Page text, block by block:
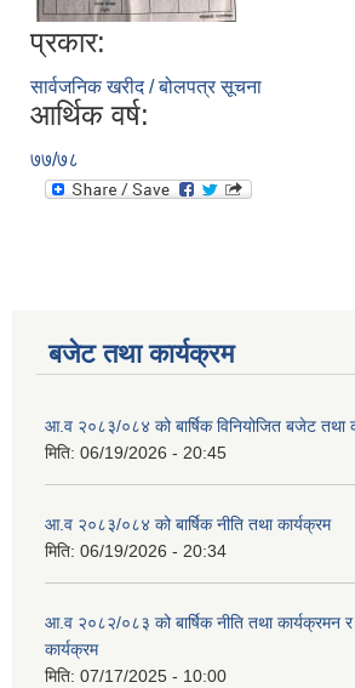
प्रकार:
सार्वजनिक खरीद / बोलपत्र सूचना
आर्थिक वर्ष:
७७/७८
बजेट तथा कार्यक्रम
आ.व २०८३/०८४ को बार्षिक विनियोजित बजेट तथा
मिति: 06/19/2026 - 20:45
आ.व २०८३/०८४ को बार्षिक नीति तथा कार्यक्रम
मिति: 06/19/2026 - 20:34
आ.व २०८२/०८३ को बार्षिक नीति तथा कार्यक्रमन
कार्यक्रम
मिति: 07/17/2025 - 10:00